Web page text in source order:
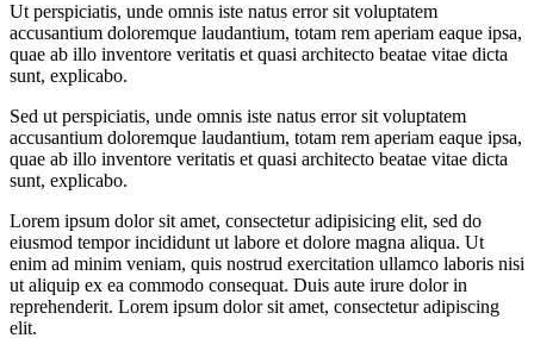
Ut perspiciatis, unde omnis iste natus error sit voluptatem
accusantium doloremque laudantium, totam rem aperiam eaque ipsa,
quae ab illo inventore veritatis et quasi architecto beatae vitae dicta
sunt, explicabo.
Sed ut perspiciatis, unde omnis iste natus error sit voluptatem
accusantium doloremque laudantium, totam rem aperiam eaque ipsa,
quae ab illo inventore veritatis et quasi architecto beatae vitae dicta
sunt, explicabo.
Lorem ipsum dolor sit amet, consectetur adipisicing elit, sed do
eiusmod tempor incididunt ut labore et dolore magna aliqua. Ut
enim ad minim veniam, quis nostrud exercitation ullamco laboris nisi
ut aliquip ex ea commodo consequat. Duis aute irure dolor in
reprehenderit. Lorem ipsum dolor sit amet, consectetur adipiscing
elit.